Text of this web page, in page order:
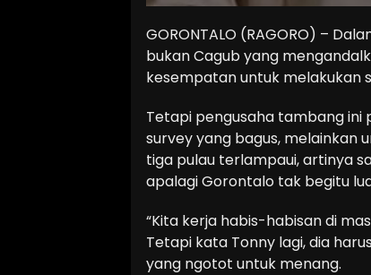
GORONTALO (RAGORO) –
bukan Cagub yang
kesempatan untuk melakukan
Tetapi pengusaha tambang ini
survey yang bagus, melainkan
tiga pulau terlampaui, artinya
apalagi Gorontalo tak begitu
“Kita kerja habis-habisan di
Tetapi kata Tonny lagi, dia
yang ngotot untuk menang.